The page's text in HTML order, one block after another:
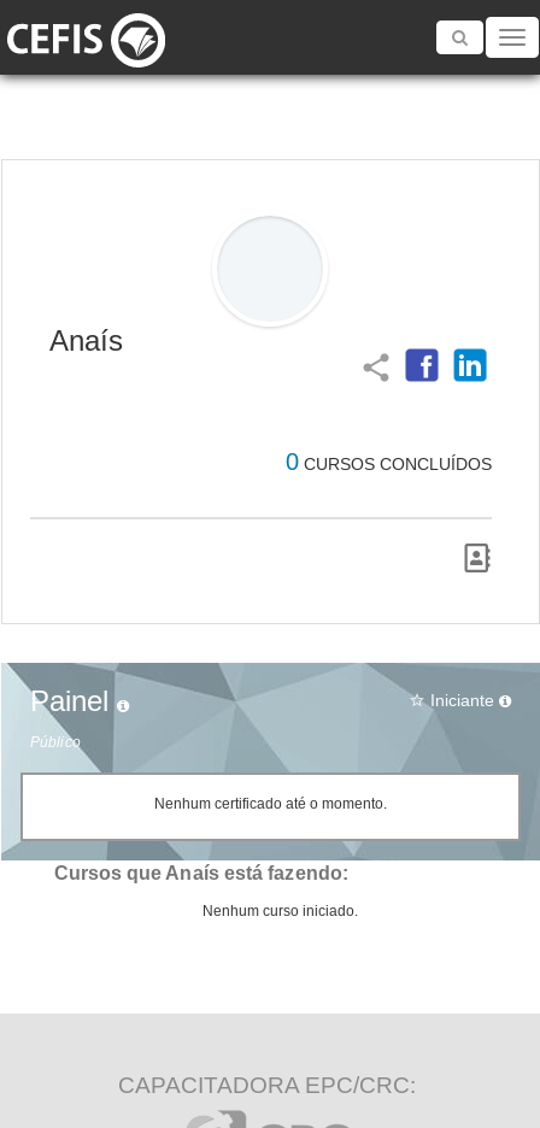
Toggle
Anaís
share
0 CURSOS CONCLUÍDOS
Painel
Público
star_border Iniciante
Nenhum certificado até o momento.
Cursos que Anaís está fazendo:
Nenhum curso iniciado.
CAPACITADORA EPC/CRC: